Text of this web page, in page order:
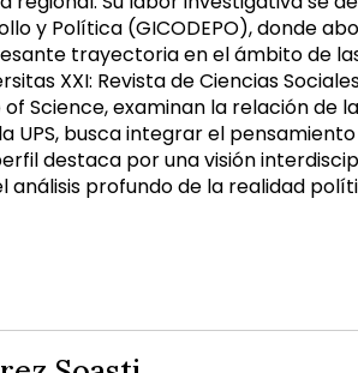
y Política (GICODEPO), donde
trayectoria en el ámbito de
XXI: Revista de Ciencias
Science, examinan la relación de
UPS, busca integrar el
destaca por una visión
profundo de la realidad